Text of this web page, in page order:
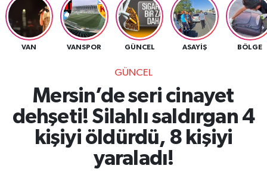
VAN VANSPOR GÜNCEL ASAYİŞ BÖLGE
GÜNCEL
Mersin’de seri cinayet
dehşeti! Silahlı saldırgan 4
kişiyi öldürdü, 8 kişiyi
yaraladı!
VAN Namaz Vakitleri
Van Trafik Yoğunluk Haritası
Süper Lig Puan Durumu ve Fikstür
Tüm Manşetler
Son Dakika Haberleri